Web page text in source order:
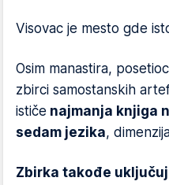
Visovac je mesto gde
Osim manastira,
zbirci samostanskih
ističe najmanja knjiga
sedam jezika,
Zbirka takođe